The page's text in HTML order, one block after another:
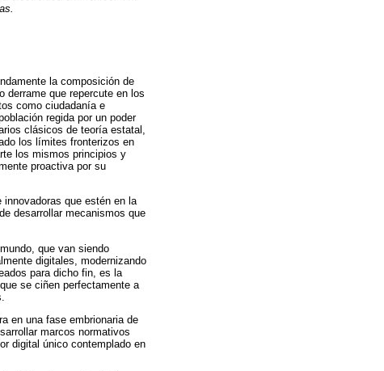
la composición de
derrame que repercute en los
como ciudadanía e
regida por un poder
clásicos de teoría estatal,
los límites fronterizos en
los mismos principios y
proactiva por su
que estén en la
desarrollar mecanismos que
que van siendo
digitales, modernizando
para dicho fin, es la
se ciñen perfectamente a
en una fase embrionaria de
marcos normativos
digital único contemplado en